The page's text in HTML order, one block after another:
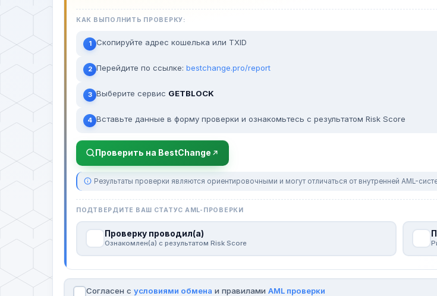
КАК ВЫПОЛНИТЬ ПРОВЕРКУ:
1 Скопируйте адрес кошелька или TXID
2 Перейдите по ссылке: bestchange.pro/report
3 Выберите сервис GETBLOCK
4 Вставьте данные в форму проверки и ознакомьтесь с результатом Risk Score
Проверить на BestChange
Результаты проверки являются ориентировочными и могут отличаться от внутренней AML-
ПОДТВЕРДИТЕ ВАШ СТАТУС AML-ПРОВЕРКИ
Проверку проводил(а)
Ознакомлен(а) с результатом Risk Score
Согласен с условиями обмена и правилами AML проверки